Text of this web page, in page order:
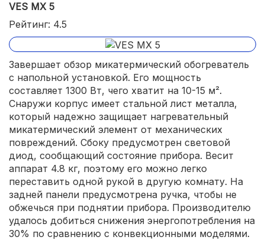
VES MX 5
Рейтинг: 4.5
Завершает обзор микатермический обогреватель
с напольной установкой. Его мощность
составляет 1300 Вт, чего хватит на 10-15 м².
Снаружи корпус имеет стальной лист металла,
который надежно защищает нагревательный
микатермический элемент от механических
повреждений. Сбоку предусмотрен световой
диод, сообщающий состояние прибора. Весит
аппарат 4.8 кг, поэтому его можно легко
переставить одной рукой в другую комнату. На
задней панели предусмотрена ручка, чтобы не
обжечься при поднятии прибора. Производителю
удалось добиться снижения энергопотребления на
30% по сравнению с конвекционными моделями.